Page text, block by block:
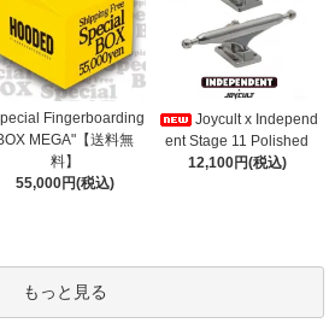
Fingerboarding
MEGA"【送料無
料】
55,000円(税込)
Joycult x Independ
ent Stage 11 Polished
12,100円(税込)
もっと見る